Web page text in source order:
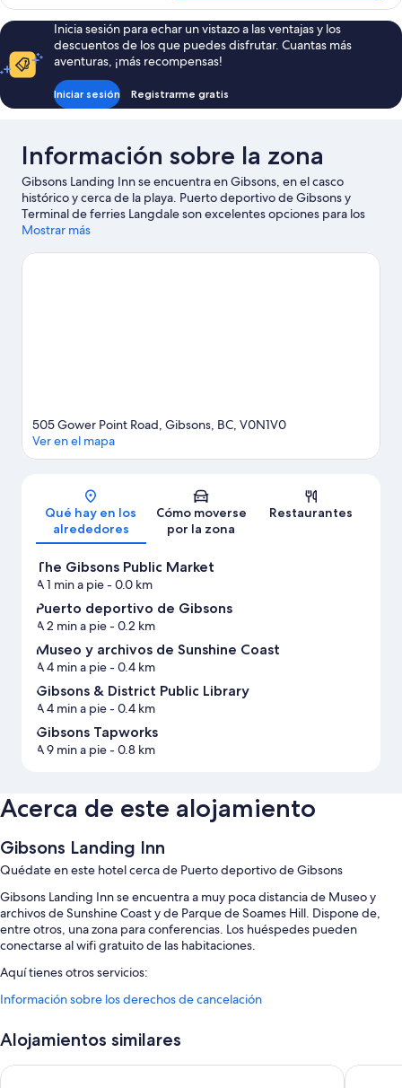
Room
Balcony
Inicia sesión para echar un vistazo a las ventajas y los
descuentos de los que puedes disfrutar. Cuantas más
aventuras, ¡más recompensas!
Iniciar sesión Registrarme gratis
Información sobre la zona
Gibsons Landing Inn se encuentra en Gibsons, en el casco
histórico y cerca de la playa. Puerto deportivo de Gibsons y
Terminal de ferries Langdale son excelentes opciones para los
que buscan unas vacaciones activas, pero si prefieres
provincial Mount Elphinstone son lo que necesitas. No olvides
Mostrar más
Mapa
505 Gower Point Road, Gibsons, BC, V0N1V0
Ver en el mapa
Qué hay en los
alrededores
Cómo moverse
por la zona
Restaurantes
The Gibsons Public Market
A 1 min a pie- 0.0 km
Puerto deportivo de Gibsons
A 2 min a pie- 0.2 km
Museo y archivos de Sunshine Coast
A 4 min a pie- 0.4 km
Gibsons & District Public Library
A 4 min a pie- 0.4 km
Gibsons Tapworks
A 9 min a pie- 0.8 km
Acerca de este alojamiento
Gibsons Landing Inn
Quédate en este hotel cerca de Puerto deportivo de Gibsons
Gibsons Landing Inn se encuentra a muy poca distancia de Museo y
archivos de Sunshine Coast y de Parque de Soames Hill. Dispone de,
entre otros, una zona para conferencias. Los huéspedes pueden
conectarse al wifi gratuito de las habitaciones.
Aquí tienes otros servicios:
Aparcamiento gratis
para la compra de entradas
Espacio para bicicletas, un ascensor y servicio de celebración de
Información sobre los derechos de cancelación
Alojamientos similares
Sunshine Lodge Cedars